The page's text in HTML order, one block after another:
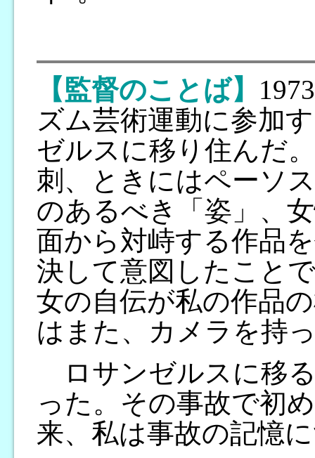
【監督のことば】
ズム芸術運動に参加
ゼルスに移り住んだ
刺、ときにはペーソ
のあるべき「姿」、
面から対峙する作品
決して意図したこと
女の自伝が私の作品
はまた、カメラを持
ロサンゼルスに移
った。その事故で初
来、私は事故の記憶